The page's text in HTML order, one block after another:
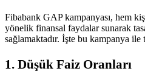
Fibabank GAP kampanyası, hem
yönelik finansal faydalar sunarak
sağlamaktadır. İşte bu kampanya ile
1. Düşük Faiz Oranları